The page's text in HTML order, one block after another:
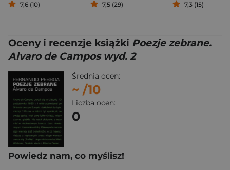
7,6 (10) 7,5 (29) 7,3 (15)
Oceny i recenzje książki Poezje zebrane.
Alvaro de Campos wyd. 2
Średnia ocen:
~ /10
Liczba ocen:
0
Powiedz nam, co myślisz!